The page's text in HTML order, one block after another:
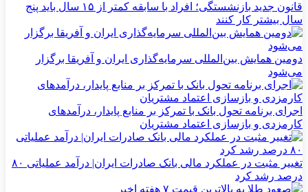
قانون جدید بازنشستگی؛ افراد با سابقه کمتر از ۱۵ سال باید پنج
سال بیشتر کار کنند
دومین همایش بین‌المللی سرمایه‌گذاری ایران و آفریقا برگزار
می‌شود
اجرای برنامه تحول بانک با تمرکز بر منابع پایدار، درآمدهای
کارمزدی و بازسازی اعتماد مشتریان
تغییر مثبت در عملکرد مالی بانک صادرات ایران| درآمد عملیاتی ۸۰
درصد رشد کرد